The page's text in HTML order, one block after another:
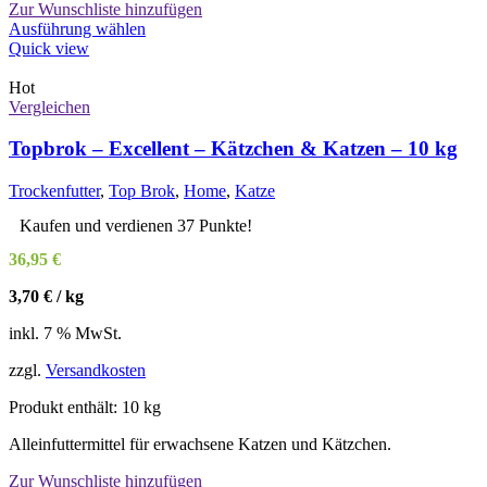
Zur Wunschliste hinzufügen
Ausführung wählen
Die
können
auf
der
Quick view
Hot
Vergleichen
Topbrok – Excellent – Kätzchen & Katzen – 10 kg
Trockenfutter, Top Brok, Home, Katze
Kaufen und verdienen 37 Punkte!
36,95 €
3,70 € /kg
inkl. 7 % MwSt.
zzgl. Versandkosten
Produkt enthält: 10 kg
Alleinfuttermittel für erwachsene Katzen und Kätzchen.
Zur Wunschliste hinzufügen